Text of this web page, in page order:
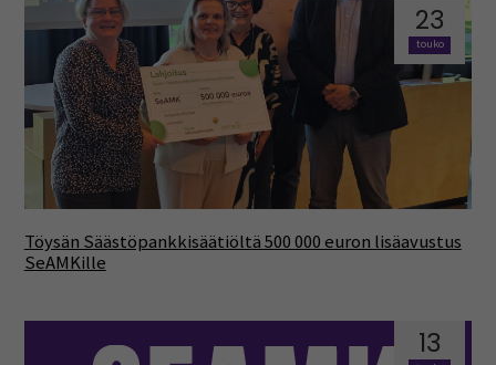
23
touko
Töysän Säästöpankkisäätiöltä 500 000 euron lisäavustus
SeAMKille
13